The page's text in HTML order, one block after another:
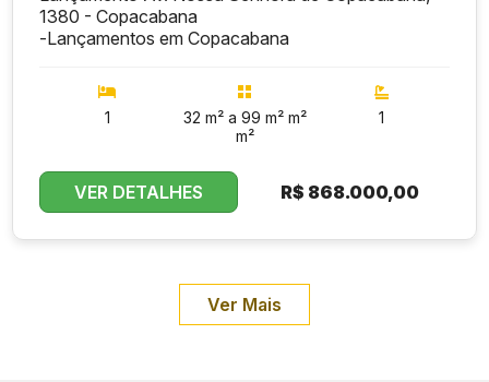
1380 - Copacabana
-Lançamentos em Copacabana
1
32 m² a 99 m² m²
m²
1
VER DETALHES R$ 868.000,00
Ver Mais